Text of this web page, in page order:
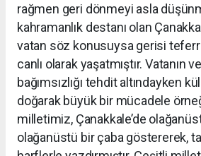
rağmen geri dönmeyi asla
kahramanlık destanı olan
vatan söz konusuysa gerisi
canlı olarak yaşatmıştır. Vatanın
bağımsızlığı tehdit altındayken
doğarak büyük bir mücadele
milletimiz, Çanakkale’de
olağanüstü bir çaba göstererek,